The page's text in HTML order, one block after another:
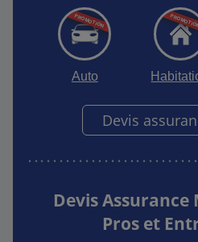
Auto
Devis
Devis Assurance
Pros et